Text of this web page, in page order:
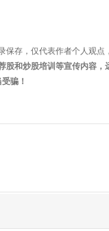
保存，仅代表作者个人观
股和炒股培训等宣传内容
骗！